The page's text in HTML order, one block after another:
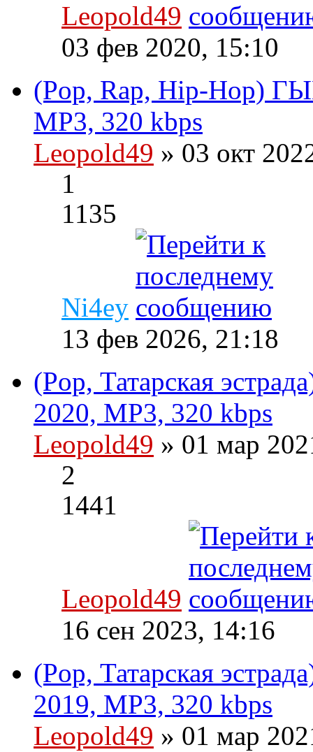
Leopold49
03 фев 2020, 15:10
(Pop, Rap, Hip-Hop)
MP3, 320 kbps
Leopold49 » 03 окт
1
1135
Ni4ey
13 фев 2026, 21:18
(Pop, Татарская
2020, MP3, 320 kbps
Leopold49 » 01 мар
2
1441
Leopold49
16 сен 2023, 14:16
(Pop, Татарская
2019, MP3, 320 kbps
Leopold49 » 01 мар